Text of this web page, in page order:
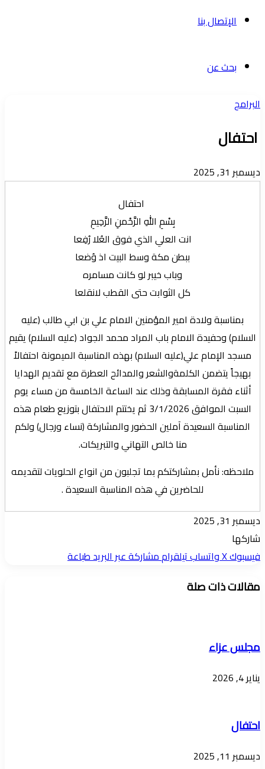
الإتصال بنا
بحث عن
البرامج
احتفال
ديسمبر 31, 2025
احتفال
بِسْمِ اللهِ الرَّحْمنِ الرَّحِيمِ
انت العلي الذي فوق العُلا رُفِعا
ببطن مكة وسط البيت اذ وُضعا
وباب خيبر لو كانت مسامره
كل الثوابت حتى القطب لانقلعا
بمناسبة ولادة امير المؤمنين الامام علي بن ابي طالب (علیه
السلام) وحفيدة الامام باب المراد محمد الجواد (علیه السلام) يقيم
مسجد الإمام علي(عليه السلام) بهذه المناسبة الميمونة احتفالاً
بهيجاً يتضمن الكلمةوالشعر والمدائح العطرة مع تقديم الهدايا
أثناء فقرة المسابقة وذلك عند الساعة الخامسة من مساء يوم
السبت الموافق 3/1/2026 ثم يختتم الاحتفال بتوزيع طعام هذه
المناسبة السعيدة آملين الحضور والمشاركة (نساء ورجال) ولكم
منا خالص التهاني والتبريكات.
ملاحظه: نأمل بمشاركتكم بما تجلبون من انواع الحلويات لتقديمه
للحاضرين في هذه المناسبة السعيدة .
ديسمبر 31, 2025
شاركها
فيسبوك‫Xواتسابتيلقراممشاركة عبر البريدطباعة
مقالات ذات صلة
مجلس عزاء
يناير 4, 2026
احتفال
ديسمبر 11, 2025